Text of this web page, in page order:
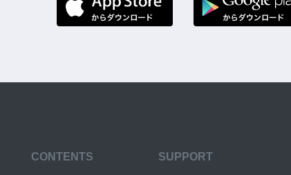
CONTENTS SUPPORT